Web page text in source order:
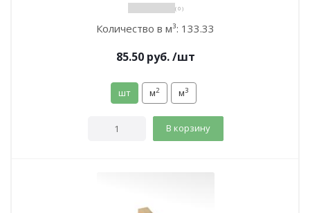
( 0 )
Количество в м³: 133.33
85.50руб. /шт
шт м2 м3
В корзину